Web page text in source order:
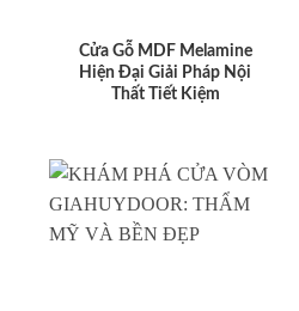
Cửa Gỗ MDF Melamine
Hiện Đại Giải Pháp Nội
Thất Tiết Kiệm